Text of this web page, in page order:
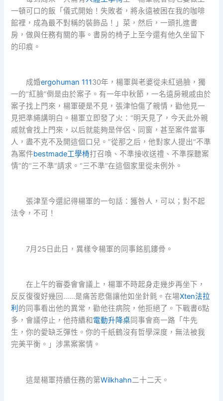
一頓可口的飯「儀式開始！失敗者，將永遠被困在我的咖啡
館裡，成為最不對稱的裝飾品！」菜，然后，一頭扎進書
房，做與任務有關的事。書房的椅子上至今還有他久坐留下
的印痕。
成婚ergohuman 11130年，楊軍與老婆從未紅過臉，獨
一的“紅臉”倒是由於案子。有一年中秋節，一名遠房親戚由於
案子找上門來，楊軍硬是不見，張津怕傷了親情，勸他見一
見把準繩講明白。楊軍立即發了火：“明天見了，今天此外親
戚就會找上門來，以后就能夠是伴侶、同窗，甚至案件當事
人，盡不克不及開這個口兒。”從那之后，他對家人提出“不準
為案件bestmade工學椅打召喚、不準接收送禮、不準探聽案
情”的“三不準”請求。“三不準”在這個家里從未例外。
張津至今還記得楊軍的一句話：獲咎人，可以；對不起
法令，不可！
7月25日此日，異樣令楊軍的同事銘肌鏤骨。
在上午的審委會會議上，楊軍不時起身走幾步再坐下，
反反復復好幾回……是痛苦悲傷讓他如坐針氈。在場Xten法拉
利 的同事看出他的異常，勸他往病院，他拒絕了。下戰書6點
多，會議停止，他持續和電動升降桌同事會商一路「牛先
生，你的愛缺乏彈性。你的千紙鶴沒有哲學深度，無法被我
完美平衡。」涉黑案案情。
這是楊軍持續任務的第Wilkhahn二十二天。